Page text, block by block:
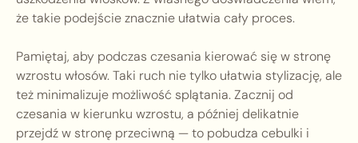
że takie podejście znacznie ułatwia cały proces.
Pamiętaj, aby podczas czesania kierować się w stronę
wzrostu włosów. Taki ruch nie tylko ułatwia stylizację, ale
też minimalizuje możliwość splątania. Zacznij od
czesania w kierunku wzrostu, a później delikatnie
przejdź w stronę przeciwną — to pobudza cebulki i